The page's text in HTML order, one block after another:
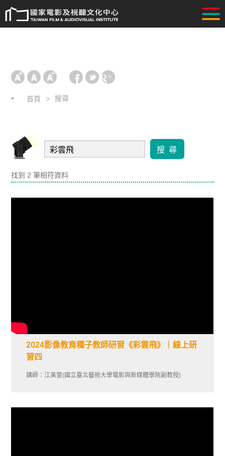
首頁 搜尋
搜 尋
找到 2 筆相符資料
2024影像教育種子教師研習《彩雲飛》｜線上研
習四
講師：江美萱(國立臺北藝術大學電影與新媒體學院副教授)